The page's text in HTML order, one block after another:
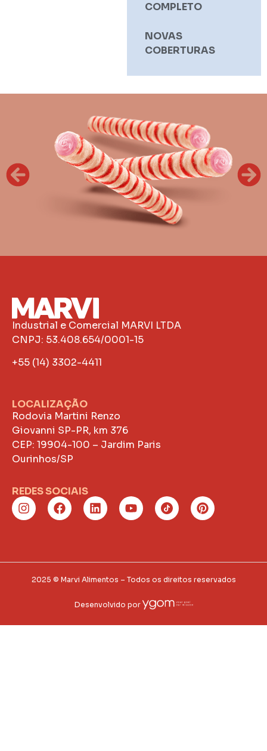
COMPLETO
NOVAS
COBERTURAS
Industrial e Comercial MARVI LTDA
CNPJ: 53.408.654/0001-15
+55 (14) 3302-4411
LOCALIZAÇÃO
Rodovia Martini Renzo
Giovanni SP-PR, km 376
CEP: 19904-100 – Jardim Paris
Ourinhos/SP
REDES SOCIAIS
2025 © Marvi Alimentos – Todos os direitos reservados
Desenvolvido por